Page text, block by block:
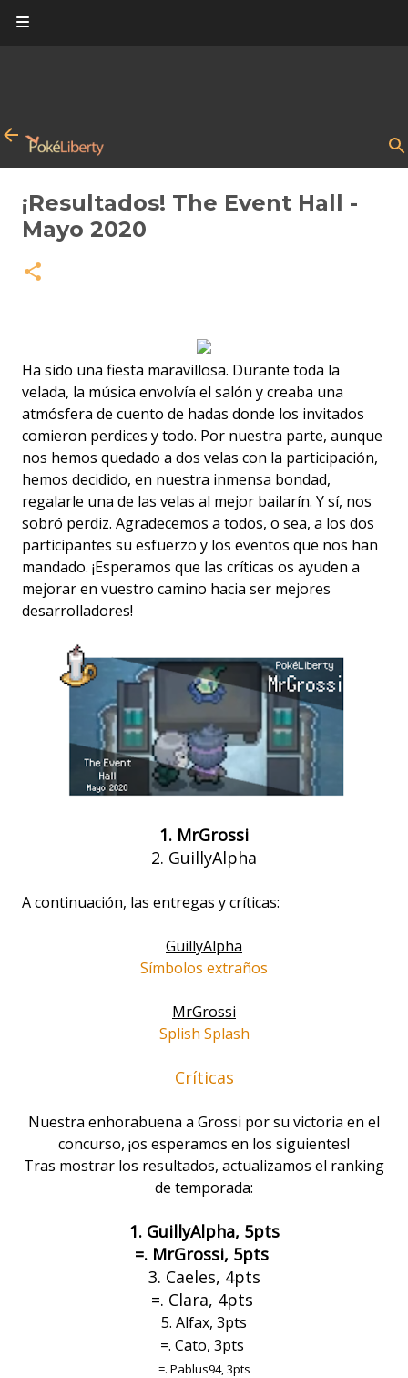
¡Resultados! The Event Hall -
Mayo 2020
Ha sido una fiesta maravillosa. Durante toda la
velada, la música envolvía el salón y creaba una
atmósfera de cuento de hadas donde los invitados
comieron perdices y todo. Por nuestra parte, aunque
nos hemos quedado a dos velas con la participación,
hemos decidido, en nuestra inmensa bondad,
regalarle una de las velas al mejor bailarín. Y sí, nos
sobró perdiz. Agradecemos a todos, o sea, a los dos
participantes su esfuerzo y los eventos que nos han
mandado. ¡Esperamos que las críticas os ayuden a
mejorar en vuestro camino hacia ser mejores
desarrolladores!
1. MrGrossi
2. GuillyAlpha
A continuación, las entregas y críticas:
GuillyAlpha
Símbolos extraños
MrGrossi
Splish Splash
Críticas
Nuestra enhorabuena a Grossi por su victoria en el
concurso, ¡os esperamos en los siguientes!
Tras mostrar los resultados, actualizamos el ranking
de temporada:
1. GuillyAlpha, 5pts
=. MrGrossi, 5pts
3. Caeles, 4pts
=. Clara, 4pts
5. Alfax, 3pts
=. Cato, 3pts
=. Pablus94, 3pts